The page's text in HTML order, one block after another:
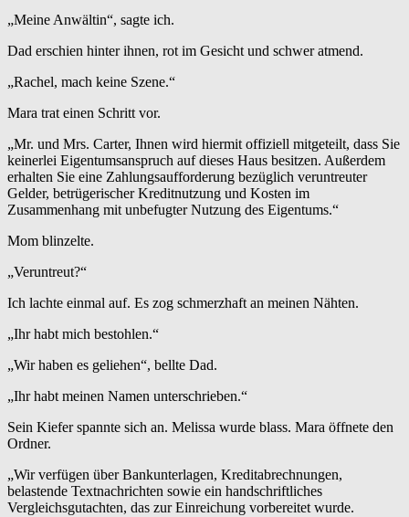
„Meine Anwältin“, sagte ich.
Dad erschien hinter ihnen, rot im Gesicht und schwer atmend.
„Rachel, mach keine Szene.“
Mara trat einen Schritt vor.
„Mr. und Mrs. Carter, Ihnen wird hiermit offiziell mitgeteilt, dass Sie
keinerlei Eigentumsanspruch auf dieses Haus besitzen. Außerdem
erhalten Sie eine Zahlungsaufforderung bezüglich veruntreuter
Gelder, betrügerischer Kreditnutzung und Kosten im
Zusammenhang mit unbefugter Nutzung des Eigentums.“
Mom blinzelte.
„Veruntreut?“
Ich lachte einmal auf. Es zog schmerzhaft an meinen Nähten.
„Ihr habt mich bestohlen.“
„Wir haben es geliehen“, bellte Dad.
„Ihr habt meinen Namen unterschrieben.“
Sein Kiefer spannte sich an. Melissa wurde blass. Mara öffnete den
Ordner.
„Wir verfügen über Bankunterlagen, Kreditabrechnungen,
belastende Textnachrichten sowie ein handschriftliches
Vergleichsgutachten, das zur Einreichung vorbereitet wurde.